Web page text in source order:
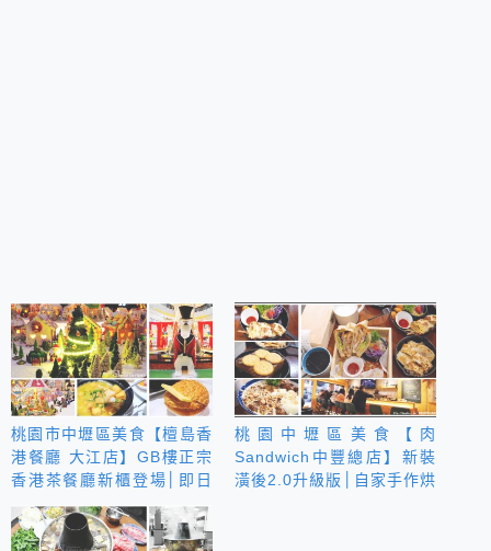
桃園市中壢區美食【檀島香
港餐廳 大江店】GB樓正宗
香港茶餐廳新櫃登場│即日
起至1/2日室內最大聖誕薑
餅城陪你過節
桃園中壢區美食【肉
Sandwich中豐總店】新裝
潢後2.0升級版│自家手作烘